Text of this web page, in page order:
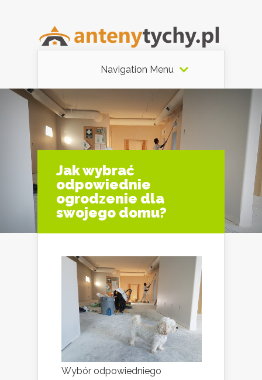
Navigation Menu
Jak wybrać
odpowiednie
ogrodzenie dla
swojego domu?
Wybór odpowiedniego